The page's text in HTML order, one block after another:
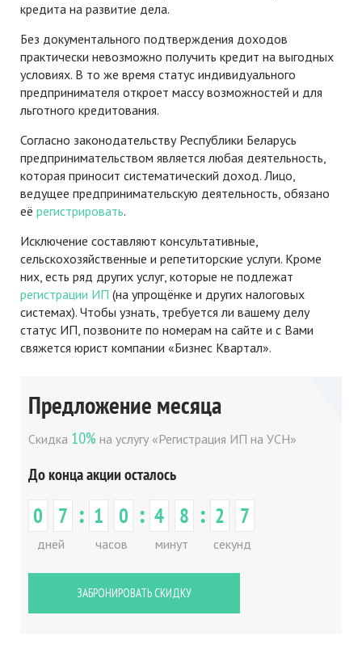
кредита на развитие дела.
Без документального подтверждения доходов
практически невозможно получить кредит на выгодных
условиях. В то же время статус индивидуального
предпринимателя откроет массу возможностей и для
льготного кредитования.
Согласно законодательству Республики Беларусь
предпринимательством является любая деятельность,
которая приносит систематический доход. Лицо,
ведущее предпринимательскую деятельность, обязано
её регистрировать.
Исключение составляют консультативные,
сельскохозяйственные и репетиторские услуги. Кроме
них, есть ряд других услуг, которые не подлежат
регистрации ИП (на упрощёнке и других налоговых
системах). Чтобы узнать, требуется ли вашему делу
статус ИП, позвоните по номерам на сайте и с Вами
свяжется юрист компании «Бизнес Квартал».
Предложение месяца
Скидка 10% на услугу «Регистрация ИП на УСН»
До конца акции осталось
0 7
дней
: 1 0
часов
: 4 8
минут
: 2 7
секунд
ЗАБРОНИРОВАТЬ СКИДКУ